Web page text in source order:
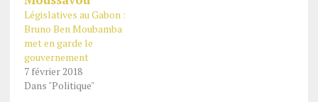
Législatives au Gabon :
Bruno Ben Moubamba
met en garde le
gouvernement
7 février 2018
Dans "Politique"